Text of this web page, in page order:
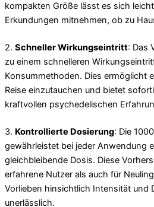
kompakten Größe lässt es sich
Erkundungen mitnehmen, ob zu
2. Schneller Wirkungseintritt: Das
zu einem schnelleren
Konsummethoden. Dies ermöglicht
Reise einzutauchen und bietet
kraftvollen psychedelischen
3. Kontrollierte Dosierung: Die
gewährleistet bei jeder Anwendung
gleichbleibende Dosis. Diese
erfahrene Nutzer als auch für
Vorlieben hinsichtlich Intensität und
unerlässlich.